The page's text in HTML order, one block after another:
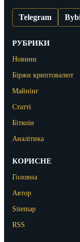
Telegram
РУБРИКИ
Новини
Біржи криптовалют
Майнінг
Статті
Біткоін
Аналітика
КОРИСНЕ
Головна
Автор
Sitemap
RSS